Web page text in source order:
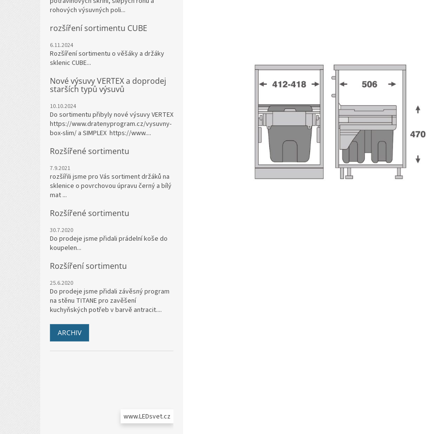
rohových výsuvných poli...
rozšíření sortimentu CUBE
6.11.2024
Rozšíření sortimentu o věšáky a držáky
sklenic CUBE...
Nové výsuvy VERTEX a doprodej
starších typů výsuvů
10.10.2024
Do sortimentu přibyly nové výsuvy VERTEX
https://www.dratenyprogram.cz/vysuvny-
box-slim/ a SIMPLEX https://www....
Rozšířené sortimentu
7.9.2021
rozšířili jsme pro Vás sortiment držáků na
sklenice o povrchovou úpravu černý a bílý
mat ...
Rozšířené sortimentu
30.7.2020
Do prodeje jsme přidali prádelní koše do
koupelen...
Rozšíření sortimentu
25.6.2020
Do prodeje jsme přidali závěsný program
na stěnu TITANE pro zavěšení
kuchyňských potřeb v barvě antracit....
ARCHIV
www.LEDsvet.cz